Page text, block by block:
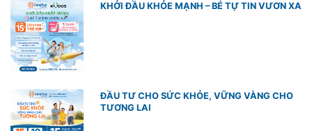
KHỞI ĐẦU KHỎE MẠNH – BÉ TỰ TIN VƯƠN XA
ĐẦU TƯ CHO SỨC KHỎE, VỮNG VÀNG CHO
TƯƠNG LAI